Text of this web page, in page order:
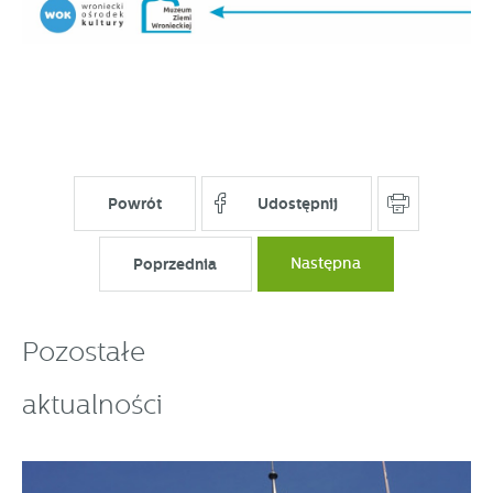
Powrót Udostępnij
Poprzednia Następna
Pozostałe
aktualności